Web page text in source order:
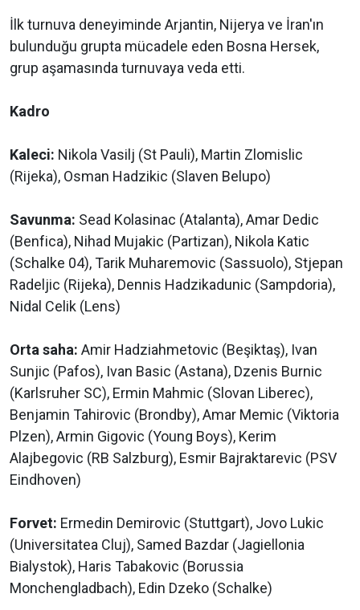
İlk turnuva deneyiminde Arjantin, Nijerya ve İran'ın
bulunduğu grupta mücadele eden Bosna Hersek,
grup aşamasında turnuvaya veda etti.
Kadro
Kaleci: Nikola Vasilj (St Pauli), Martin Zlomislic
(Rijeka), Osman Hadzikic (Slaven Belupo)
Savunma: Sead Kolasinac (Atalanta), Amar Dedic
(Benfica), ⁠Nihad Mujakic (Partizan), Nikola Katic
(Schalke 04), Tarik Muharemovic (Sassuolo), Stjepan
Radeljic (Rijeka), Dennis Hadzikadunic (Sampdoria),
Nidal Celik (Lens)
Orta saha: Amir Hadziahmetovic (Beşiktaş), Ivan
Sunjic (Pafos), Ivan ‌Basic (Astana), Dzenis Burnic
(Karlsruher SC), Ermin Mahmic (Slovan Liberec),
Benjamin Tahirovic (Brondby), Amar Memic (Viktoria
Plzen), ‌Armin Gigovic (Young Boys), Kerim
Alajbegovic (RB Salzburg), Esmir Bajraktarevic (PSV
Eindhoven)
Forvet: Ermedin Demirovic (Stuttgart), Jovo Lukic
(Universitatea Cluj), Samed Bazdar (Jagiellonia
Bialystok), Haris Tabakovic (Borussia
Monchengladbach), Edin Dzeko (Schalke)